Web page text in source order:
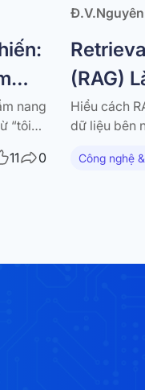
nang
“tôi
dùng-
11 0
Đ.V.Nguyên
(RAG)
Diện
Hiểu cách
dữ liệu bên
và ứng
Công nghệ